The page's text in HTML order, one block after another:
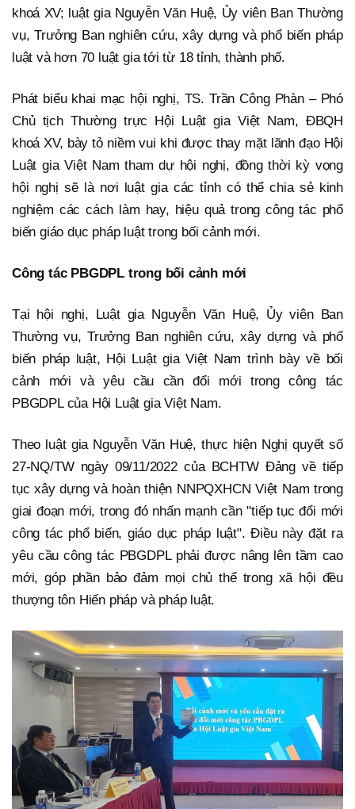
khoá XV; luật gia Nguyễn Văn Huệ, Ủy viên Ban Thường
vụ, Trưởng Ban nghiên cứu, xây dựng và phổ biến pháp
luật và hơn 70 luật gia tới từ 18 tỉnh, thành phố.
Phát biểu khai mạc hội nghị, TS. Trần Công Phàn – Phó
Chủ tịch Thường trực Hội Luật gia Việt Nam, ĐBQH
khoá XV, bày tỏ niềm vui khi được thay mặt lãnh đạo Hội
Luật gia Việt Nam tham dự hội nghị, đồng thời kỳ vọng
hội nghị sẽ là nơi luật gia các tỉnh có thể chia sẻ kinh
nghiệm các cách làm hay, hiệu quả trong công tác phổ
biến giáo dục pháp luật trong bối cảnh mới.
Công tác PBGDPL trong bối cảnh mới
Tại hội nghị, Luật gia Nguyễn Văn Huệ, Ủy viên Ban
Thường vụ, Trưởng Ban nghiên cứu, xây dựng và phổ
biến pháp luật, Hội Luật gia Việt Nam trình bày về bối
cảnh mới và yêu cầu cần đổi mới trong công tác
PBGDPL của Hội Luật gia Việt Nam.
Theo luật gia Nguyễn Văn Huệ, thực hiện Nghị quyết số
27-NQ/TW ngày 09/11/2022 của BCHTW Đảng về tiếp
tục xây dựng và hoàn thiện NNPQXHCN Việt Nam trong
giai đoạn mới, trong đó nhấn mạnh cần "tiếp tục đổi mới
công tác phổ biến, giáo dục pháp luật". Điều này đặt ra
yêu cầu công tác PBGDPL phải được nâng lên tầm cao
mới, góp phần bảo đảm mọi chủ thể trong xã hội đều
thượng tôn Hiến pháp và pháp luật.